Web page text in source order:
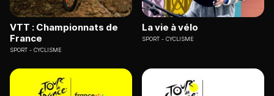
VTT : Championnats de
France
SPORT CYCLISME
La vie à vélo
SPORT CYCLISME